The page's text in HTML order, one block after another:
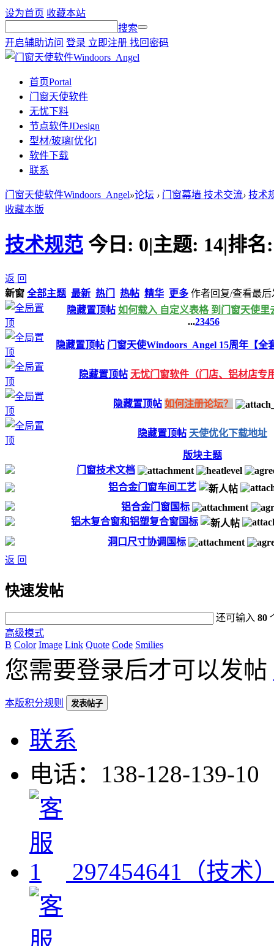
设为首页 收藏本站
搜索
开启辅助访问 登录 立即注册 找回密码
首页Portal
门窗天使软件
无忧下料
节点软件JDesign
型材/玻璃[优化]
软件下载
联系
门窗天使软件Windoors_Angel»论坛 › 门窗幕墙 技术交流› 技术
收藏本版
技术规范 今日: 0|主题: 14|排
返 回
新窗 全部主题 最新 热门 热帖 精华 更多 作者回复/查看最后
隐藏置顶帖 如何载入 自定义表格 到门窗天使里
...23456
隐藏置顶帖 门窗天使Windoors_Angel 15周年【全
隐藏置顶帖 无忧门窗软件（门店、铝材店专
隐藏置顶帖 如何注册论坛？
隐藏置顶帖 天使优化下载地址
版块主题
门窗技术文档
铝合金门窗车间工艺
铝合金门窗国标
铝木复合窗和铝塑复合窗国标
洞口尺寸协调国标
返 回
快速发帖
还可输入80
高级模式
B Color Image Link Quote Code Smilies
您需要登录后才可以发帖
本版积分规则 发表帖子
联系
电话：138-128-139-10
297454641（技术